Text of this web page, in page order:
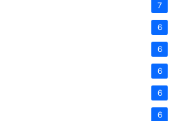
7
6
6
6
6
6